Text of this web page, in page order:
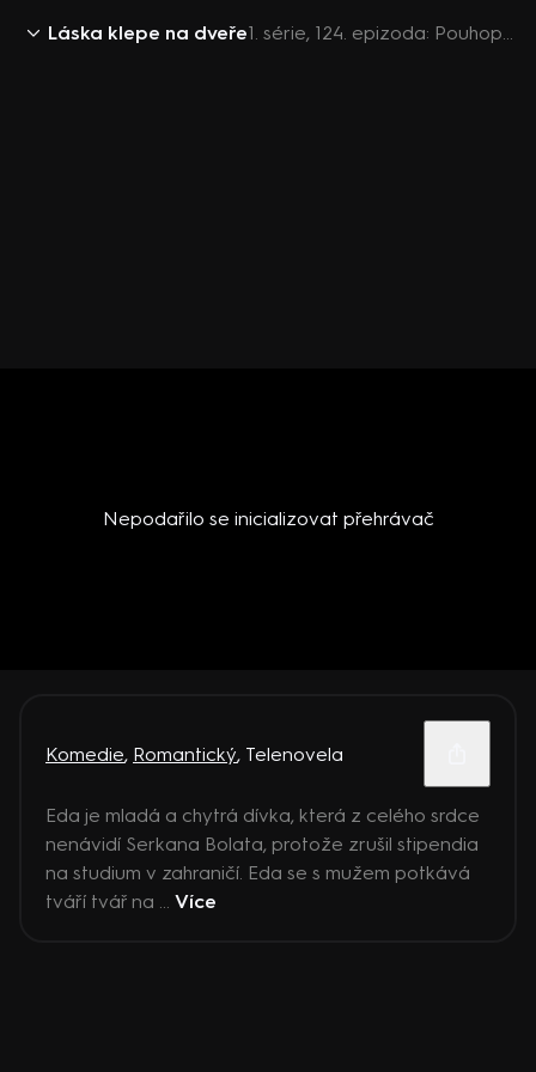
Láska klepe na dveře 1. série, 124. epizoda: Pouhopouhá náhoda
Nepodařilo se inicializovat přehrávač
Komedie, Romantický, Telenovela
Eda je mladá a chytrá dívka, která z celého srdce
nenávidí Serkana Bolata, protože zrušil stipendia
na studium v zahraničí. Eda se s mužem potkává
tváří tvář na ... Více